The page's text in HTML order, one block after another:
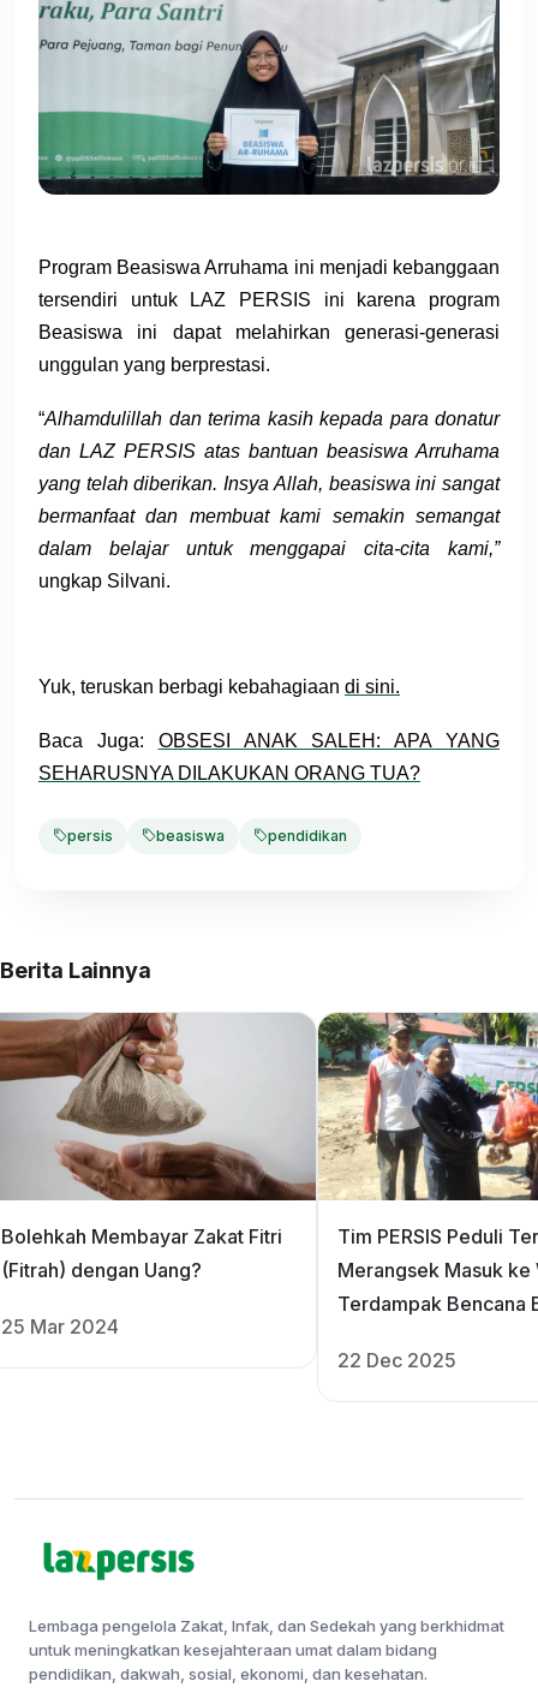
Program Beasiswa Arruhama ini menjadi kebanggaan
tersendiri untuk LAZ PERSIS ini karena program
Beasiswa ini dapat melahirkan generasi-generasi
unggulan yang berprestasi.
“Alhamdulillah dan terima kasih kepada para donatur
dan LAZ PERSIS atas bantuan beasiswa Arruhama
yang telah diberikan. Insya Allah, beasiswa ini sangat
bermanfaat dan membuat kami semakin semangat
dalam belajar untuk menggapai cita-cita kami,”
ungkap Silvani.
Yuk, teruskan berbagi kebahagiaan di sini.
Baca Juga: OBSESI ANAK SALEH: APA YANG
SEHARUSNYA DILAKUKAN ORANG TUA?
persis beasiswa pendidikan
Berita Lainnya
Bolehkah Membayar Zakat Fitri
(Fitrah) dengan Uang?
25 Mar 2024
Tim PERSIS Peduli
Merangsek Masuk ke
Terdampak Bencana
22 Dec 2025
Lembaga pengelola Zakat, Infak, dan Sedekah yang berkhidmat
untuk meningkatkan kesejahteraan umat dalam bidang
pendidikan, dakwah, sosial, ekonomi, dan kesehatan.